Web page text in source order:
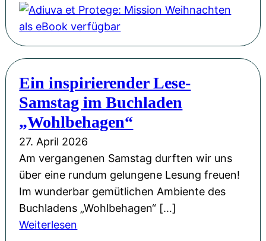
H
L
u
d
w
i
g
s
b
u
r
g
g
-
S
a
ß
!
r
F
o
r
i
n
M
ü
l
l
e
r
ö
f
f
e
n
t
l
i
c
h
t
M
u
s
i
u
e
t
P
r
t
e
:
Ein inspirierender Lese-
Samstag im Buchladen
„Wohlbehagen“
27. April 2026
Am vergangenen Samstag durften wir uns
über eine rundum gelungene Lesung freuen!
Im wunderbar gemütlichen Ambiente des
Buchladens „Wohlbehagen“ […]
Weiterlesen